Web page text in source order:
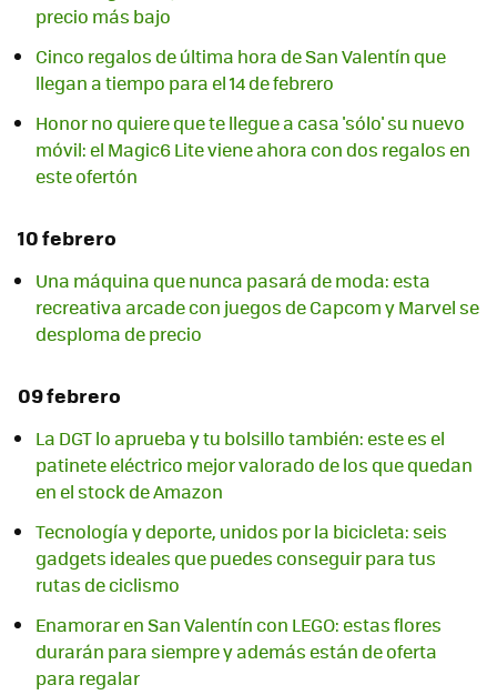
precio más bajo
Cinco regalos de última hora de San Valentín que
llegan a tiempo para el 14 de febrero
Honor no quiere que te llegue a casa 'sólo' su nuevo
móvil: el Magic6 Lite viene ahora con dos regalos en
este ofertón
10 febrero
Una máquina que nunca pasará de moda: esta
recreativa arcade con juegos de Capcom y Marvel se
desploma de precio
09 febrero
La DGT lo aprueba y tu bolsillo también: este es el
patinete eléctrico mejor valorado de los que quedan
en el stock de Amazon
Tecnología y deporte, unidos por la bicicleta: seis
gadgets ideales que puedes conseguir para tus
rutas de ciclismo
Enamorar en San Valentín con LEGO: estas flores
durarán para siempre y además están de oferta
para regalar